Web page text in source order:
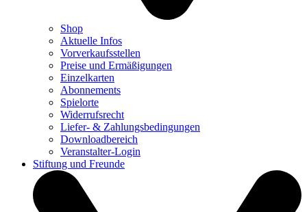
Shop
Aktuelle Infos
Vorverkaufsstellen
Preise und Ermäßigungen
Einzelkarten
Abonnements
Spielorte
Widerrufsrecht
Liefer- & Zahlungsbedingungen
Downloadbereich
Veranstalter-Login
Stiftung und Freunde